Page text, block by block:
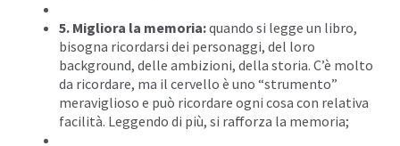
5. Migliora la memoria:quando si legge un libro,
bisogna ricordarsi dei personaggi, del loro
background, delle ambizioni, della storia. C’è molto
da ricordare, ma il cervello è uno “strumento”
meraviglioso e può ricordare ogni cosa con relativa
facilità. Leggendo di più, si rafforza la memoria;